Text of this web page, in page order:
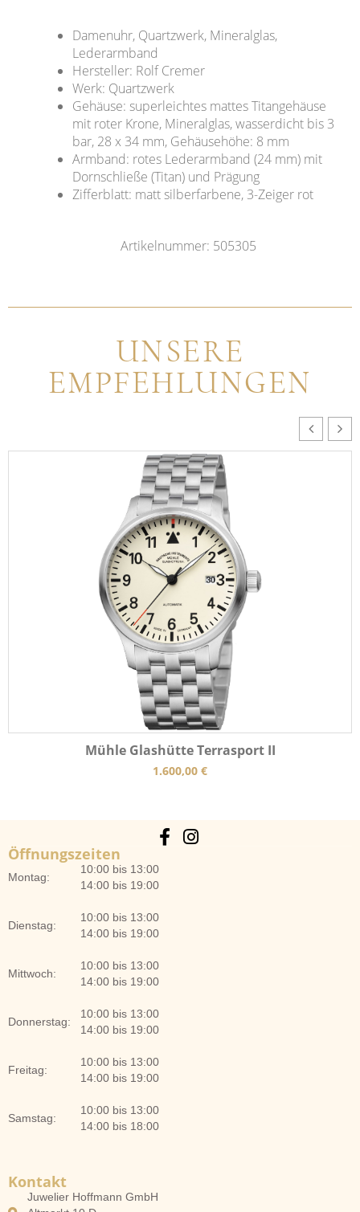
Damenuhr, Quartzwerk, Mineralglas,
Lederarmband
Hersteller: Rolf Cremer
Werk: Quartzwerk
Gehäuse: superleichtes mattes Titangehäuse
mit roter Krone, Mineralglas, wasserdicht bis 3
bar, 28 x 34 mm, Gehäusehöhe: 8 mm
Armband: rotes Lederarmband (24 mm) mit
Dornschließe (Titan) und Prägung
Zifferblatt: matt silberfarbene, 3-Zeiger rot
Artikelnummer: 505305
UNSERE
EMPFEHLUNGEN
Mühle Glashütte Terrasport II
1.600,00 €
Öffnungszeiten
Montag:
10:00 bis 13:00
14:00 bis 19:00
Dienstag:
10:00 bis 13:00
14:00 bis 19:00
Mittwoch:
10:00 bis 13:00
14:00 bis 19:00
Donnerstag:
10:00 bis 13:00
14:00 bis 19:00
Freitag:
10:00 bis 13:00
14:00 bis 19:00
Samstag:
10:00 bis 13:00
14:00 bis 18:00
Kontakt
Juwelier Hoffmann GmbH